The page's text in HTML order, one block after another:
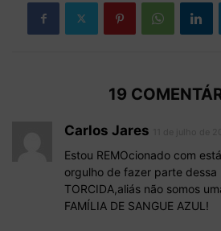
19
Carlos Jares
Estou REMOcionado com
orgulho de fazer parte dessa
TORCIDA,aliás não somos
FAMÍLIA DE SANGUE AZUL!